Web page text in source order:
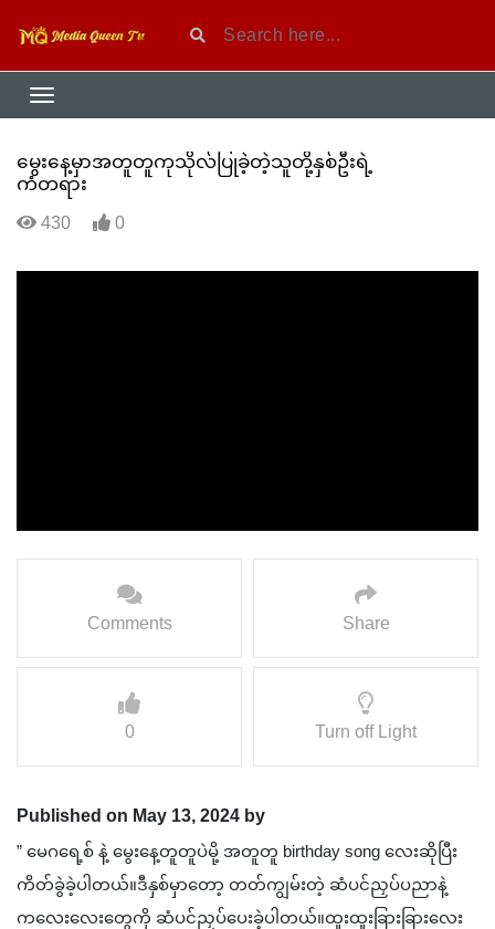
မွေးနေ့မှာအတူတူကုသိုလ်ပြုခဲ့တဲ့သူတို့နှစ်ဦးရဲ့
ကံတရား
430 0
Comments Share
0 Turn off Light
Published on May 13, 2024 by
” မေဂရေ့စ် နဲ့ မွေးနေ့တူတူပဲမို့ အတူတူ birthday song လေးဆိုပြီး
ကိတ်ခွဲခဲ့ပါတယ်။ဒီနှစ်မှာတော့ တတ်ကျွမ်းတဲ့ ဆံပင်ညှပ်ပညာနဲ့
ကလေးလေးတွေကို ဆံပင်ညှပ်ပေးခဲ့ပါတယ်။ထူးထူးခြားခြားလေး